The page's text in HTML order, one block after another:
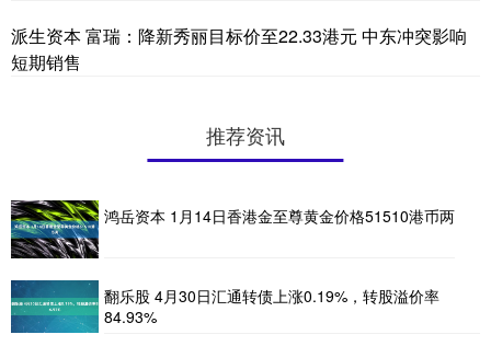
派生资本 富瑞：降新秀丽目标价至22.33港元 中东冲突影响
短期销售
推荐资讯
鸿岳资本 1月14日香港金至尊黄金价格51510港币两
翻乐股 4月30日汇通转债上涨0.19%，转股溢价率
84.93%